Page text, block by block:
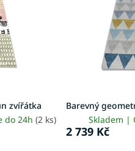
zvířátka
do 24h (2 ks)
Barevný
Skladem |
2 739 Kč